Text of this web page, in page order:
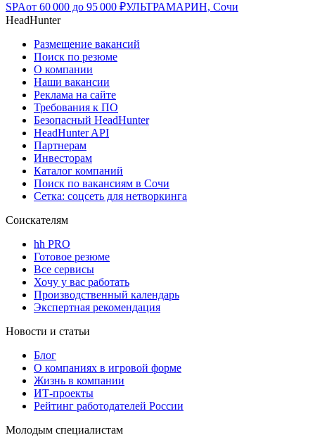
SPAот 60 000 до 95 000 ₽УЛЬТРАМАРИН, Сочи
HeadHunter
Размещение вакансий
Поиск по резюме
О компании
Наши вакансии
Реклама на сайте
Требования к ПО
Безопасный HeadHunter
HeadHunter API
Партнерам
Инвесторам
Каталог компаний
Поиск по вакансиям в Сочи
Сетка: соцсеть для нетворкинга
Соискателям
hh PRO
Готовое резюме
Все сервисы
Хочу у вас работать
Производственный календарь
Экспертная рекомендация
Новости и статьи
Блог
О компаниях в игровой форме
Жизнь в компании
ИТ-проекты
Рейтинг работодателей России
Молодым специалистам